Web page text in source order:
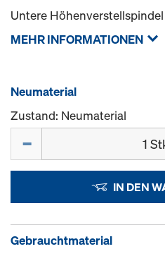
Untere
MEHR INFORMATIONEN
Neumaterial
Zustand: Neumaterial
IN DEN
Gebrauchtmaterial